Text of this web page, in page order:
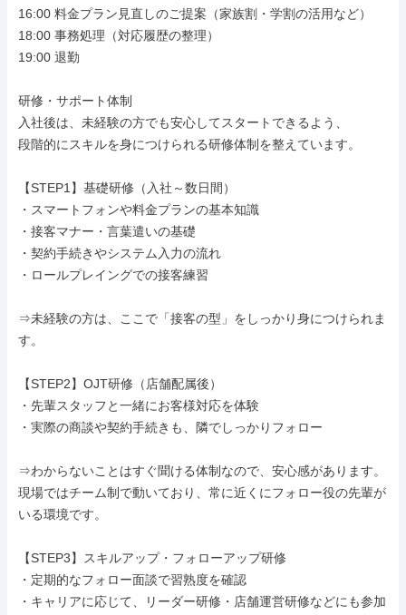
16:00 料金プラン見直しのご提案（家族割・学割の活用など）
18:00 事務処理（対応履歴の整理）
19:00 退勤
研修・サポート体制
入社後は、未経験の方でも安心してスタートできるよう、
段階的にスキルを身につけられる研修体制を整えています。
【STEP1】基礎研修（入社～数日間）
・スマートフォンや料金プランの基本知識
・接客マナー・言葉遣いの基礎
・契約手続きやシステム入力の流れ
・ロールプレイングでの接客練習
⇒未経験の方は、ここで「接客の型」をしっかり身につけられま
す。
【STEP2】OJT研修（店舗配属後）
・先輩スタッフと一緒にお客様対応を体験
・実際の商談や契約手続きも、隣でしっかりフォロー
⇒わからないことはすぐ聞ける体制なので、安心感があります。
現場ではチーム制で動いており、常に近くにフォロー役の先輩が
いる環境です。
【STEP3】スキルアップ・フォローアップ研修
・定期的なフォロー面談で習熟度を確認
・キャリアに応じて、リーダー研修・店舗運営研修などにも参加